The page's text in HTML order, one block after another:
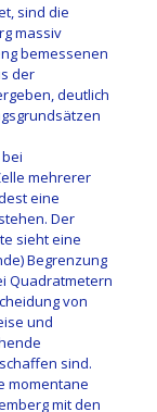
sind die
massiv
bemessenen
der
deutlich
mehrerer
eine
Der
sieht eine
Begrenzung
Quadratmetern
von
und
sind.
momentane
mit den